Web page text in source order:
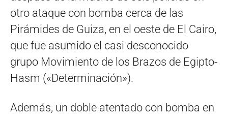
otro ataque con bomba cerca de las
Pirámides de Guiza, en el oeste de El Cairo,
que fue asumido el casi desconocido
grupo Movimiento de los Brazos de Egipto-
Hasm («Determinación»).
Además, un doble atentado con bomba en